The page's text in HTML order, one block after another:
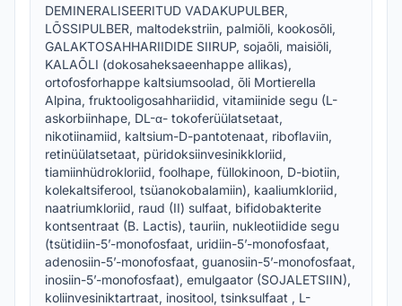
DEMINERALISEERITUD VADAKUPULBER,
LÕSSIPULBER, maltodekstriin, palmiõli, kookosõli,
GALAKTOSAHHARIIDIDE SIIRUP, sojaõli, maisiõli,
KALAÕLI (dokosaheksaeenhappe allikas),
ortofosforhappe kaltsiumsoolad, õli Mortierella
Alpina, fruktooligosahhariidid, vitamiinide segu (L-
askorbiinhape, DL-α- tokoferüülatsetaat,
nikotiinamiid, kaltsium-D-pantotenaat, riboflaviin,
retinüülatsetaat, püridoksiinvesinikkloriid,
tiamiinhüdrokloriid, foolhape, füllokinoon, D-biotiin,
kolekaltsiferool, tsüanokobalamiin), kaaliumkloriid,
naatriumkloriid, raud (II) sulfaat, bifidobakterite
kontsentraat (B. Lactis), tauriin, nukleotiidide segu
(tsütidiin-5’-monofosfaat, uridiin-5’-monofosfaat,
adenosiin-5’-monofosfaat, guanosiin-5’-monofosfaat,
inosiin-5’-monofosfaat), emulgaator (SOJALETSIIN),
koliinvesiniktartraat, inositool, tsinksulfaat , L-